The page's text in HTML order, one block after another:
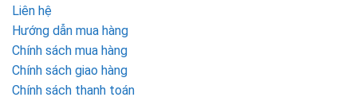
Liên hệ
Hướng dẫn mua hàng
Chính sách mua hàng
Chính sách giao hàng
Chính sách thanh toán